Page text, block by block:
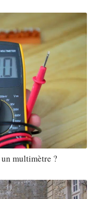
multimètre ?